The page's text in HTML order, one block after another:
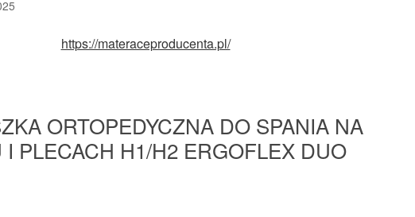
https://materaceproducenta.pl/
ORTOPEDYCZNA DO SPANIA NA
I PLECACH H1/H2 ERGOFLEX DUO